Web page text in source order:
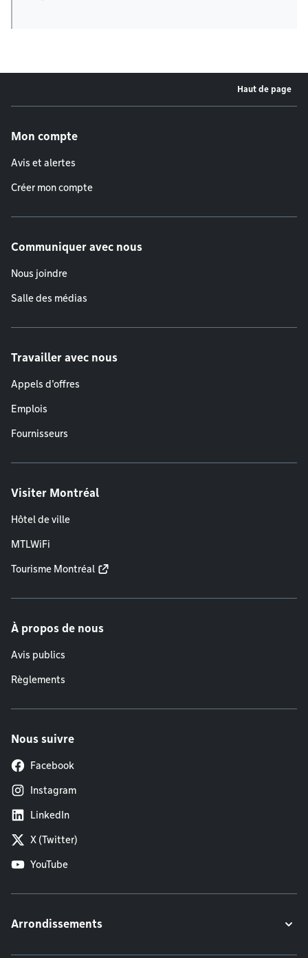
Haut de page
Mon compte
Avis et alertes
Créer mon compte
Communiquer avec nous
Nous joindre
Salle des médias
Travailler avec nous
Appels d'offres
Emplois
Fournisseurs
Visiter Montréal
Hôtel de ville
MTLWiFi
Tourisme Montréal
À propos de nous
Avis publics
Règlements
Nous suivre
Facebook
Instagram
LinkedIn
X (Twitter)
YouTube
Arrondissements